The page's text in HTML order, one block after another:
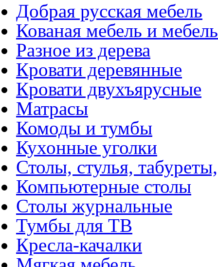
Добрая русская мебель
Кованая мебель и
Разное из дерева
Кровати деревянные
Кровати двухъярусные
Матрасы
Комоды и тумбы
Кухонные уголки
Столы, стулья,
Компьютерные столы
Столы журнальные
Тумбы для ТВ
Кресла-качалки